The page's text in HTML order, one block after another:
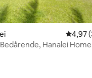
4,97
4,97
Hanalei Home